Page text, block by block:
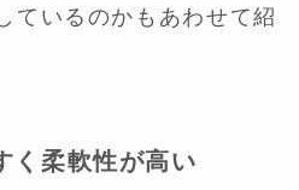
ているのかもあわせて紹
く柔軟性が高い